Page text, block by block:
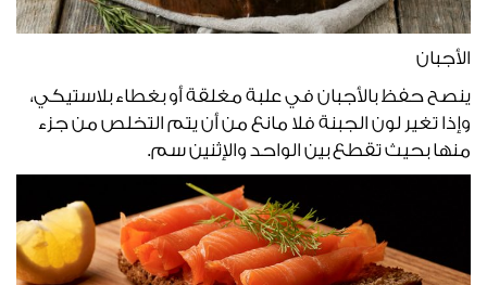
الأجبان
ينصح حفظ بالأجبان في علبة مغلقة أو بغطاء بلاستيكي،
وإذا تغير لون الجبنة فلا مانع من أن يتم التخلص من جزء
منها بحيث تقطع بين الواحد والإثنين سم.